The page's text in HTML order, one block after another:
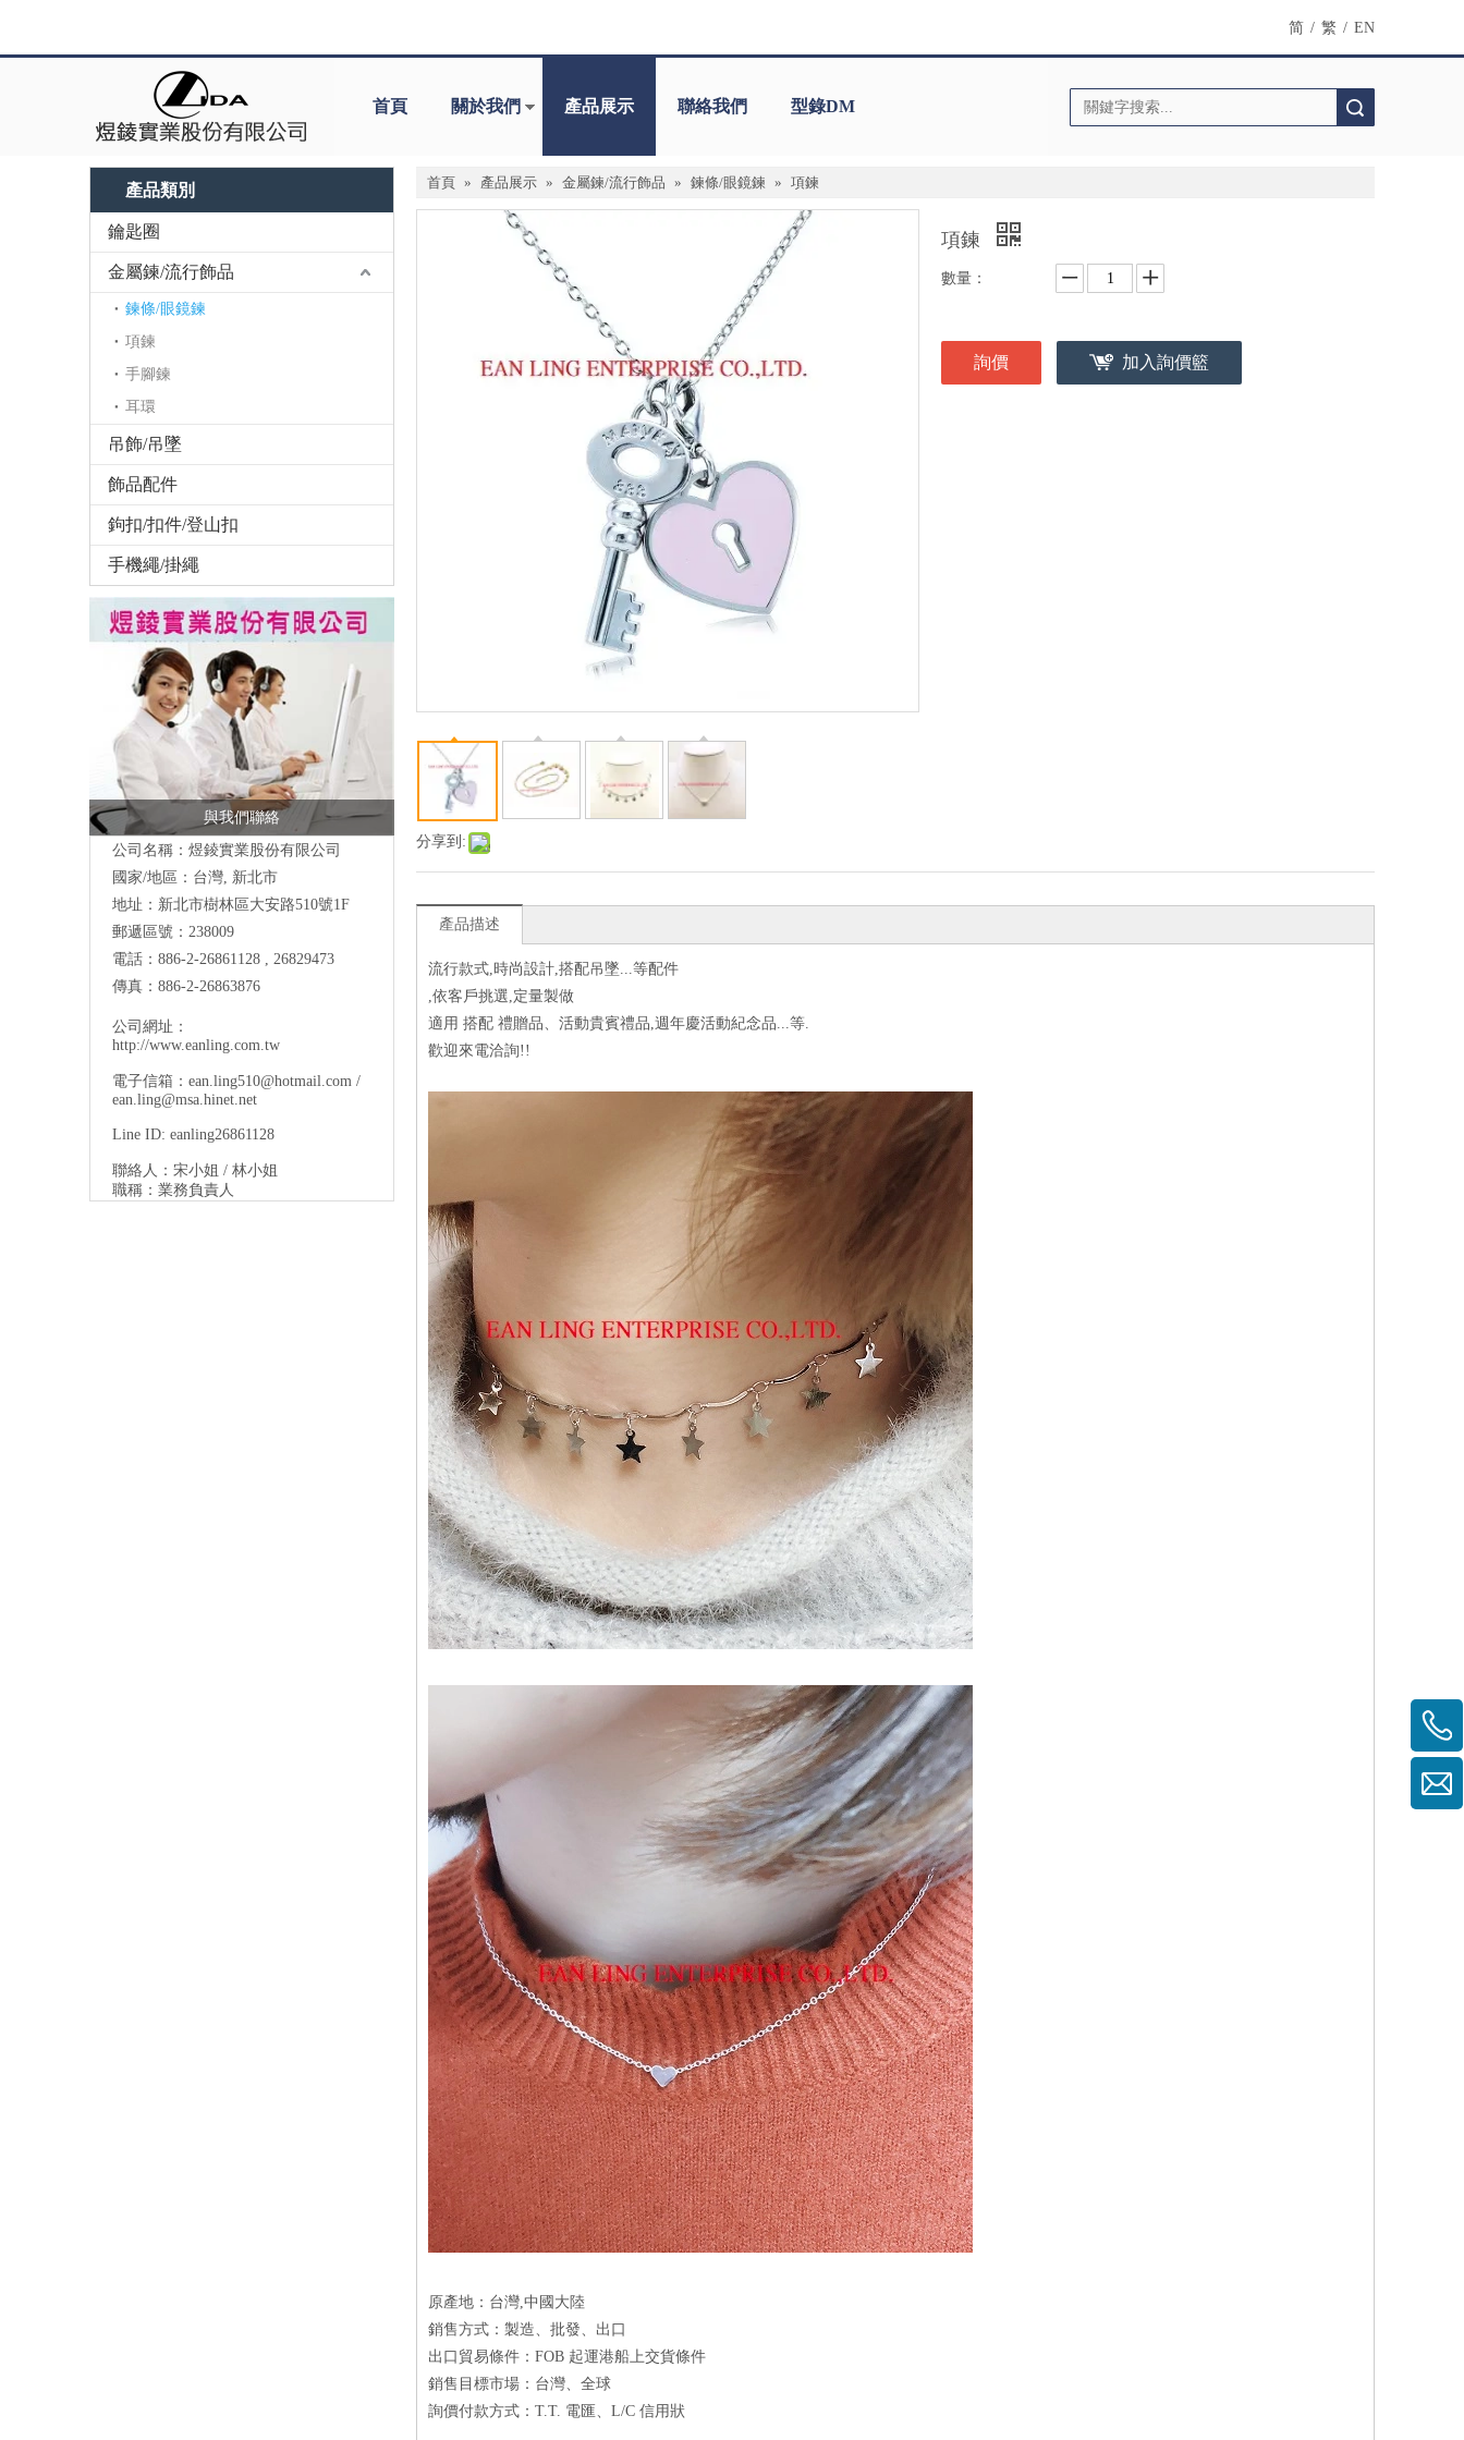
简 / 繁 / EN
首頁 關於我們 產品展示 聯絡我們 型錄DM
產品類別
鑰匙圈
金屬鍊/流行飾品
鍊條/眼鏡鍊
項鍊
手腳鍊
耳環
吊飾/吊墜
飾品配件
鉤扣/扣件/登山扣
手機繩/掛繩
與我們聯絡
公司名稱：煜錂實業股份有限公司
國家/地區：台灣, 新北市
地址： 新北市樹林區大安路510號1F
郵遞區號：238009
電話：886-2-26861128 , 26829473
傳真：886-2-26863876
公司網址：
http://www.eanling.com.tw
電子信箱： ean.ling510@hotmail.com /
ean.ling@msa.hinet.net
Line ID: eanling26861128
聯絡人：宋小姐 / 林小姐
職稱：業務負責人
首頁 » 產品展示 » 金屬鍊/流行飾品 » 鍊條/眼鏡鍊 » 項鍊
分享到:
項鍊
數量：
詢價 加入詢價籃
產品描述
流行款式,時尚設計,搭配吊墜...等配件
,依客戶挑選,定量製做
適用 搭配 禮贈品、活動貴賓禮品,週年慶活動紀念品...等.
歡迎來電洽詢!!
原產地：台灣,中國大陸
銷售方式：製造、批發、出口
出口貿易條件：FOB 起運港船上交貨條件
銷售目標市場：台灣、全球
詢價付款方式：T.T. 電匯、L/C 信用狀